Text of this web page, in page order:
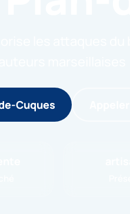
Cuques